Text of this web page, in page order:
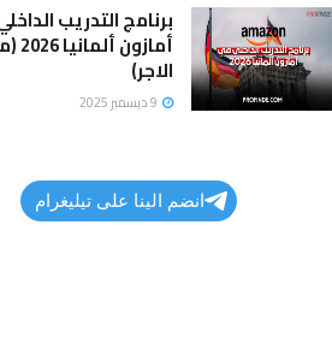
برنامج التدريب
الاجر)
انضم الينا على تيليغرام